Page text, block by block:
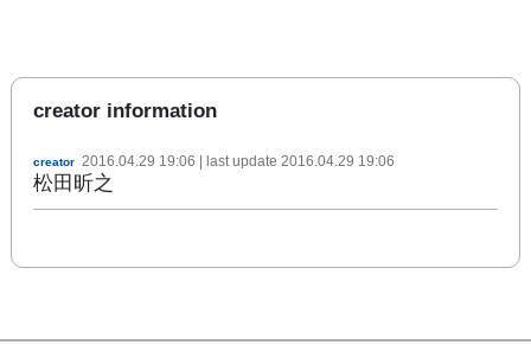
creator information
creator 2016.04.29 19:06 | last update 2016.04.29 19:06
松田昕之